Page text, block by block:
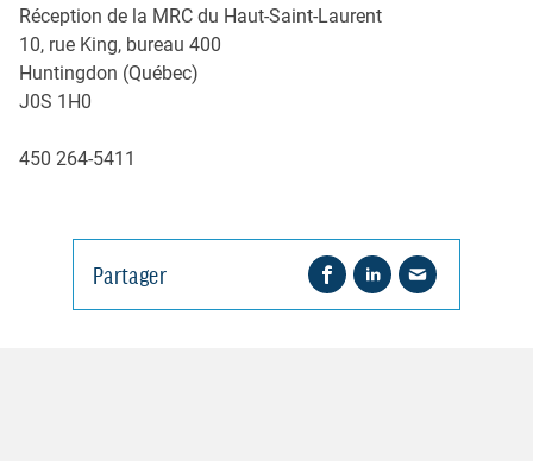
Réception de la MRC du Haut-Saint-Laurent
10, rue King, bureau 400
Huntingdon (Québec)
J0S 1H0
450 264-5411
Partager